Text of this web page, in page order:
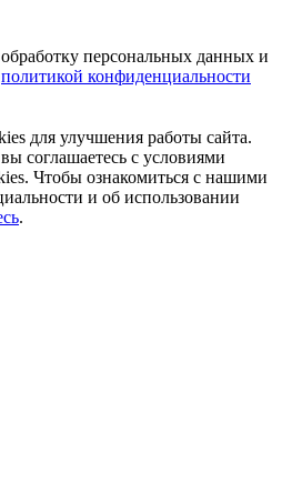
персональных данных и
политикой конфиденциальности
для улучшения работы сайта.
соглашаетесь с условиями
Чтобы ознакомиться с нашими
и об использовании
.